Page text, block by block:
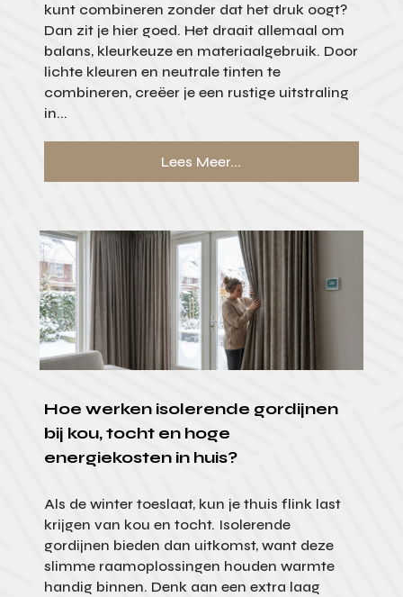
kunt combineren zonder dat het druk oogt?
Dan zit je hier goed. Het draait allemaal om
balans, kleurkeuze en materiaalgebruik. Door
lichte kleuren en neutrale tinten te
combineren, creëer je een rustige uitstraling
in...
Lees Meer...
Hoe werken isolerende gordijnen
bij kou, tocht en hoge
energiekosten in huis?
Als de winter toeslaat, kun je thuis flink last
krijgen van kou en tocht. Isolerende
gordijnen bieden dan uitkomst, want deze
slimme raamoplossingen houden warmte
handig binnen. Denk aan een extra laag